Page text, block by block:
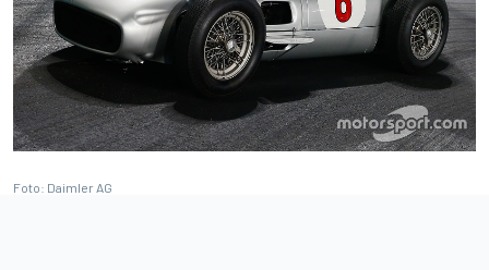
Foto: Daimler AG